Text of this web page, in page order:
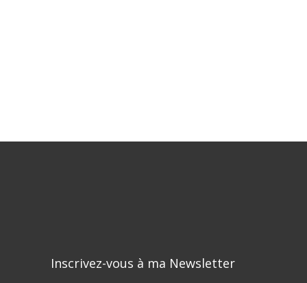
Inscrivez-vous à ma Newsletter